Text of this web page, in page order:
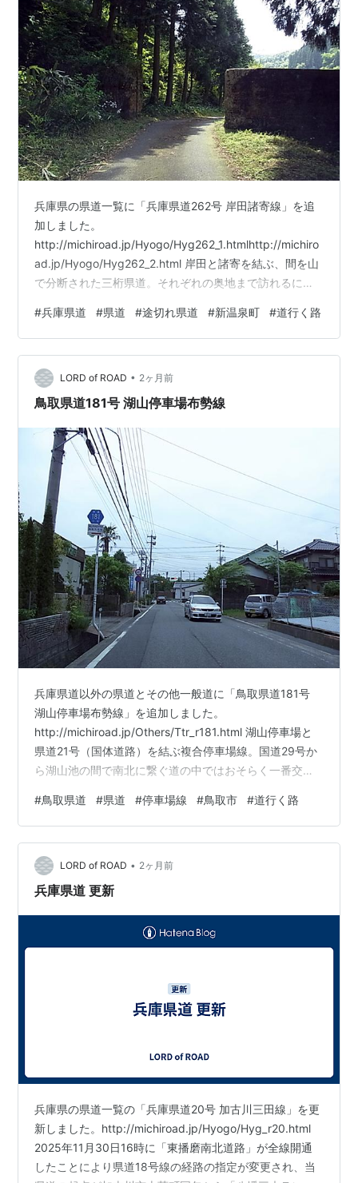
兵庫県の県道一覧に「兵庫県道262号 岸田諸寄線」を追
加しました。
http://michiroad.jp/Hyogo/Hyg262_1.htmlhttp://michiro
ad.jp/Hyogo/Hyg262_2.html 岸田と諸寄を結ぶ、間を山
で分断された三桁県道。それぞれの奥地まで訪れるには
側は海上集落や上山高原などがあるところで、季節の観
光に力を入れているが、諸寄の北側は全く何もない。沿
線には、上山高原ふるさと館やおもしろ昆虫化石館など
がある。途切れ県道のため通しの走破はできないが、ピ
ストン区間に飲食店やコンビニエンスストア、ガソリ
#兵庫県道 #県道 #途切れ県道 #新温泉町 #道行く路
LORD of ROAD • 2ヶ月前
鳥取県道181号 湖山停車場布勢線
兵庫県道以外の県道とその他一般道に「鳥取県道181号
湖山停車場布勢線」を追加しました。
http://michiroad.jp/Others/Ttr_r181.html 湖山停車場と
県道21号（国体道路）を結ぶ複合停車場線。国道29号か
ら湖山池の間で南北に繋ぐ道の中ではおそらく一番交通
宮日吉神社、布勢古墳、極楽寺、鳥取市弓道場などがあ
る。 飲食店は数軒、コンビニエンスストア2軒あるがガ
ソリンスタンドはない。
#鳥取県道 #県道 #停車場線 #鳥取市 #道行く路
LORD of ROAD • 2ヶ月前
兵庫県道 更新
兵庫県の県道一覧の「兵庫県道20号 加古川三田線」を更
新しました。http://michiroad.jp/Hyogo/Hyg_r20.html
2025年11月30日16時に「東播磨南北道路」が全線開通
したことにより県道18号線の経路の指定が変更され、当